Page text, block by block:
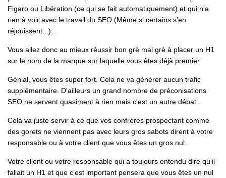
Figaro ou Libération (ce qui se fait automatiquement) et qui n'a
rien à voir avec le travail du SEO (Même si certains s'en
réjouissent...) .
Vous allez donc au mieux réussir bon grè mal grè à placer un H1
sur le nom de la marque sur laquelle vous êtes déjà premier.
Génial, vous êtes super fort. Cela ne va générer aucun trafic
supplémentaire. D'ailleurs un grand nombre de préconisations
SEO ne servent quasiment à rien mais c'est un autre débat...
Cela va juste servir à ce que vos confrères prospectant comme
des gorets ne viennent pas avec leurs gros sabots dirent à votre
responsable ou à votre client que vous êtes un gros nul.
Votre client ou votre responsable qui a toujours entendu dire qu'il
fallait un H1 et que c'est important pensera que vous êtes un nul